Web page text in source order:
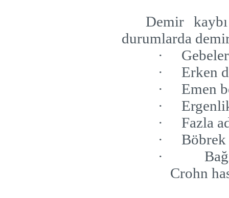
Demir
durumlarda
·
Gebeler
·
Erken
·
Emen
·
·
Fazla
·
·
Crohn